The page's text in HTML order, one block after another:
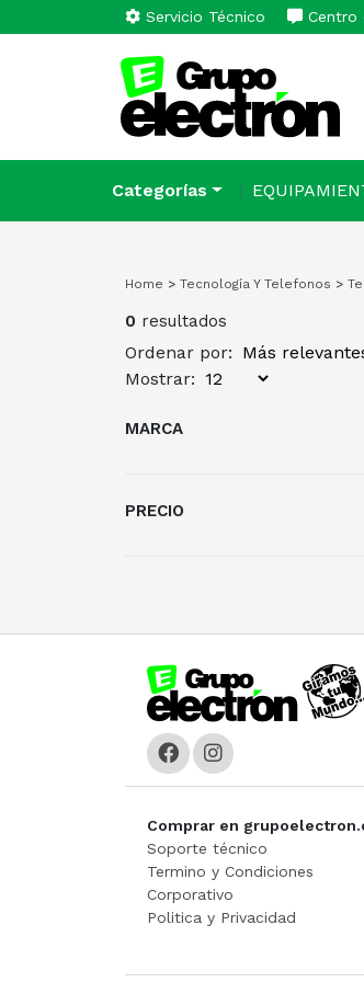
Servicio Técnico Centro
Categorías
Home > Tecnología Y Telefonos >
0 resultados
Ordenar por:
Mostrar:
MARCA
PRECIO
Comprar en
Soporte técnico
Termino y Condiciones
Corporativo
Politica y Privacidad